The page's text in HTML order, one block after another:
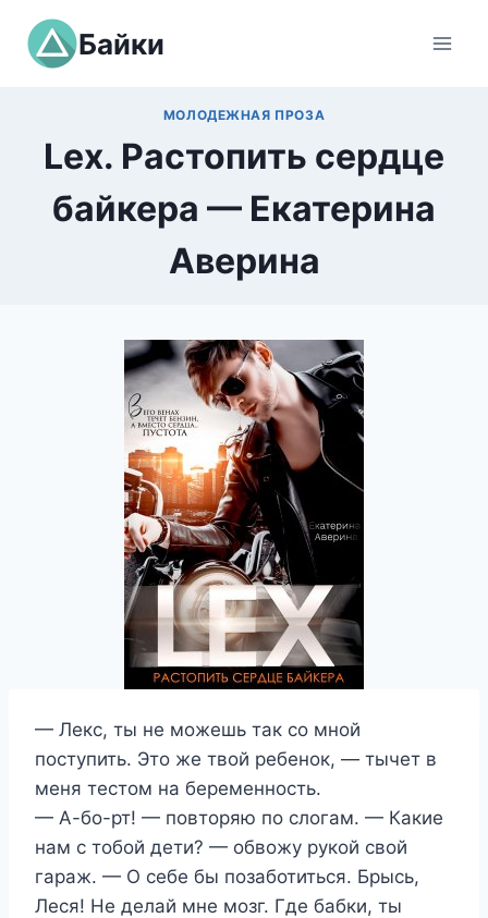
Перейти
содержимому
Байки
МОЛОДЕЖНАЯ ПРОЗА
Lex. Растопить сердце
байкера — Екатерина
Аверина
— Лекс, ты не можешь так со мной
поступить. Это же твой ребенок, — тычет в
меня тестом на беременность.
— А-бо-рт! — повторяю по слогам. — Какие
нам с тобой дети? — обвожу рукой свой
гараж. — О себе бы позаботиться. Брысь,
Леся! Не делай мне мозг. Где бабки, ты